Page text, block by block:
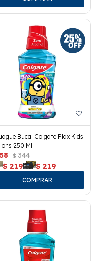
Bucal Colgate Plax Kids
250 Ml.
$ 344
$ 219 $ 219